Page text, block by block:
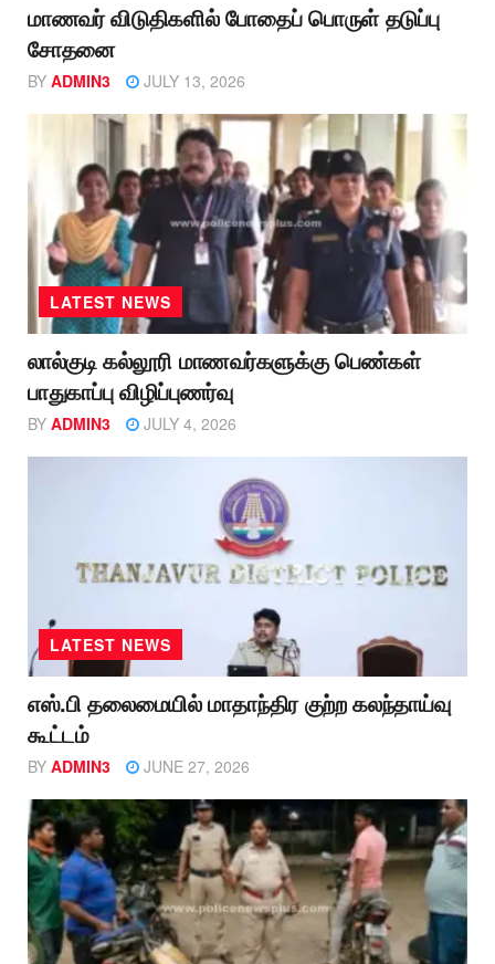
மாணவர் விடுதிகளில் போதைப் பொருள் தடுப்பு
சோதனை
BY ADMIN3 JULY 13, 2026
LATEST NEWS
லால்குடி கல்லூரி மாணவர்களுக்கு பெண்கள்
பாதுகாப்பு விழிப்புணர்வு
BY ADMIN3 JULY 4, 2026
LATEST NEWS
எஸ்.பி தலைமையில் மாதாந்திர குற்ற கலந்தாய்வு
கூட்டம்
BY ADMIN3 JUNE 27, 2026